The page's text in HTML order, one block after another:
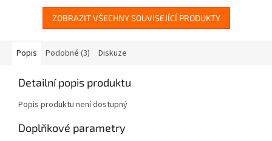
ZOBRAZIT VŠECHNY SOUVISEJÍCÍ PRODUKTY
Popis Podobné (3) Diskuze
Detailní popis produktu
Popis produktu není dostupný
Doplňkové parametry